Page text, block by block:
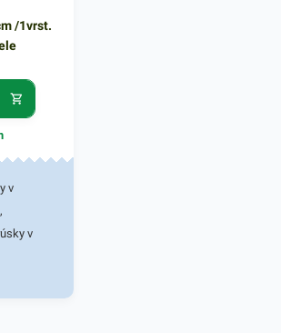
/1vrst.
v
v
sa v